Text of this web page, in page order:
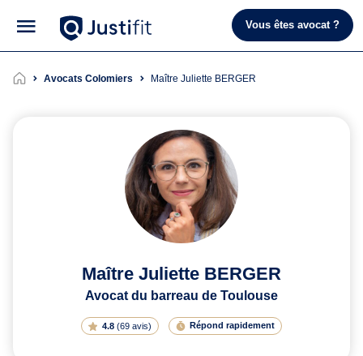
Vous êtes avocat ?
Avocats Colomiers Maître Juliette BERGER
Maître Juliette BERGER
Avocat du barreau de Toulouse
4.8 (69 avis) Répond rapidement